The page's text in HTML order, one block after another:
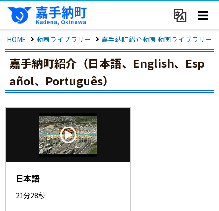
HOME 動画ライブラリー 嘉手納町紹介動画 動画ライブラリー
嘉手納町紹介（日本語、English、Esp
añol、Português）
日本語
21分28秒